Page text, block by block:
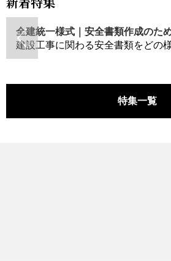
全建統一様式｜安全書類作成のた
特集一覧